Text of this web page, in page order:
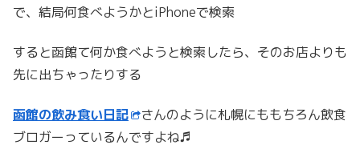
で、結局何食べようかとiPhoneで検索
すると函館て何か食べようと検索したら、そのお店よりも
先に出ちゃったりする
函館の飲み食い日記
さんのように札幌にももちろん飲食
ブロガーっているんですよね♬